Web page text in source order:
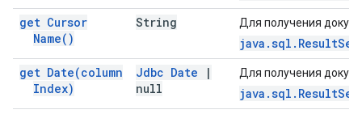
get Cursor
Name( )
String Для получения
get Date(column
Index)
Jdbc Date
|
null
Для получения